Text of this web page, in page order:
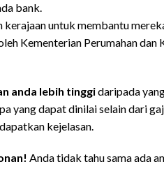
bank.
untuk membantu
Kementerian Perumahan
anda lebih tinggidaripada
yang dapat dinilai selain dari
kejelasan.
Anda tidak tahu sama ada